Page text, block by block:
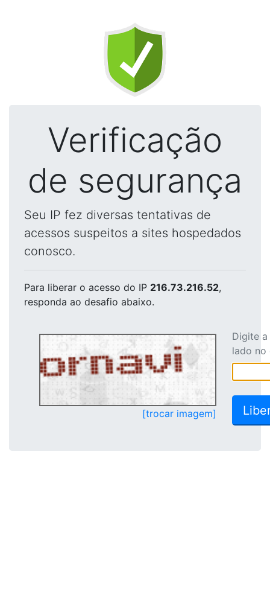
Verificação
de segurança
Seu IP fez diversas tentativas de
acessos suspeitos a sites hospedados
conosco.
Para liberar o acesso do IP 216.73.216.52,
responda ao desafio abaixo.
[trocar imagem]
Digite
lado no